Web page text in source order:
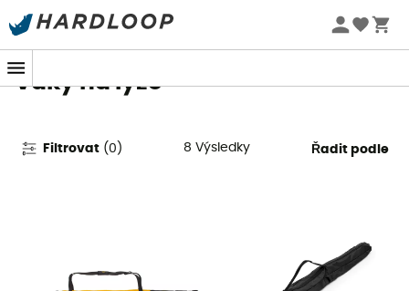
Letní akce 🔥 -5 % EXTRA při nákupu 2 produktů* s kódem
Vaky na lyže
Filtrovat (0 ) 8 Výsledky Řadit podle